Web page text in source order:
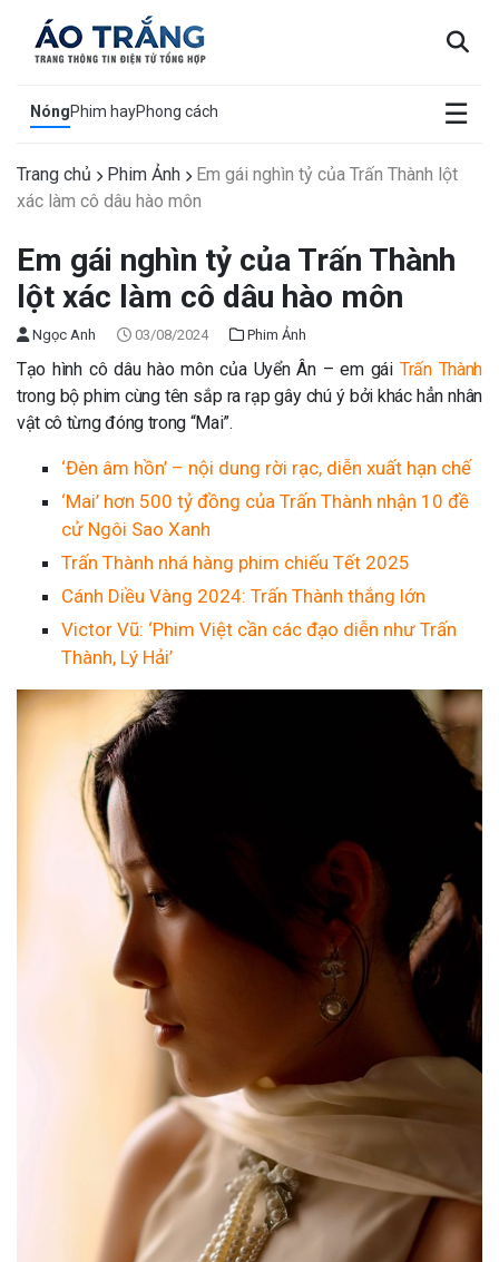
NóngPhim hayPhong cách ☰
×
Trang chủ Phim Ảnh
Em gái nghìn tỷ của Trấn Thành lột
xác làm cô dâu hào môn
Em gái nghìn tỷ của Trấn Thành
lột xác làm cô dâu hào môn
Ngọc Anh 03/08/2024 Phim Ảnh
Tạo hình cô dâu hào môn của Uyển Ân – em gái Trấn Thành
trong bộ phim cùng tên sắp ra rạp gây chú ý bởi khác hẳn nhân
vật cô từng đóng trong “Mai”.
‘Đèn âm hồn’ – nội dung rời rạc, diễn xuất hạn chế
‘Mai’ hơn 500 tỷ đồng của Trấn Thành nhận 10 đề
cử Ngôi Sao Xanh
Trấn Thành nhá hàng phim chiếu Tết 2025
Cánh Diều Vàng 2024: Trấn Thành thắng lớn
Victor Vũ: ‘Phim Việt cần các đạo diễn như Trấn
Thành, Lý Hải’